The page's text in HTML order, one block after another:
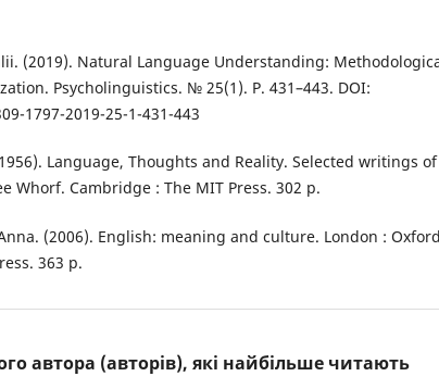
(2019). Natural Language Understanding:
Psycholinguistics. № 25(1). P. 431–443. DOI:
1797-2019-25-1-431-443
Language, Thoughts and Reality. Selected writings of
Whorf. Cambridge : The MIT Press. 302 p.
(2006). English: meaning and culture. London : Oxford
363 p.
автора (авторів), які найбільше читають